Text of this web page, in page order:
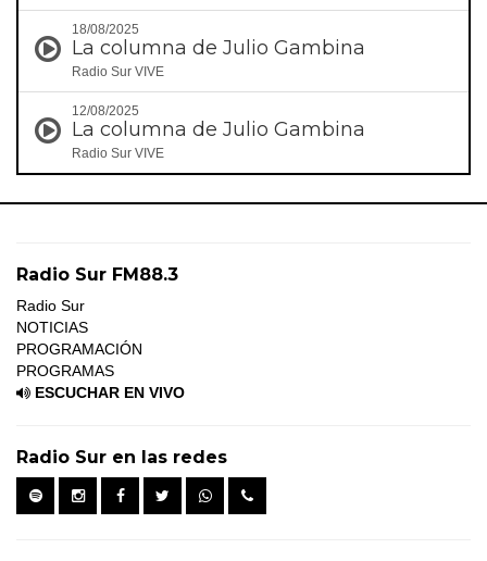
18/08/2025
La columna de Julio Gambina
Radio Sur VIVE
12/08/2025
La columna de Julio Gambina
Radio Sur VIVE
Radio Sur FM88.3
Radio Sur
NOTICIAS
PROGRAMACIÓN
PROGRAMAS
ESCUCHAR EN VIVO
Radio Sur en las redes